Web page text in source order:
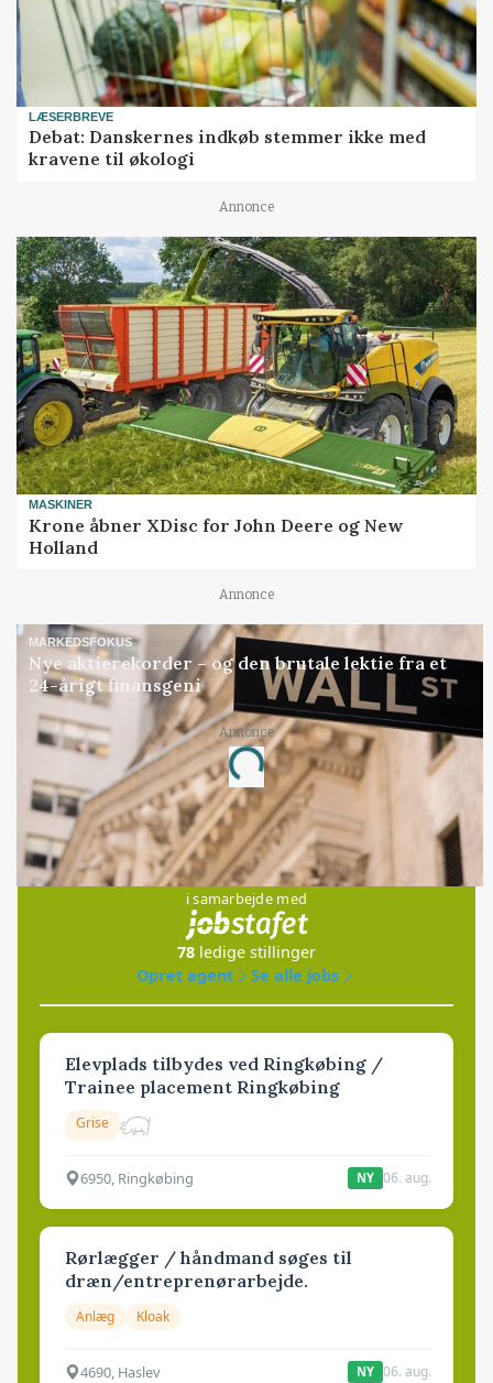
LÆSERBREVE
Debat: Danskernes indkøb stemmer ikke med
kravene til økologi
Annonce
MASKINER
Krone åbner XDisc for John Deere og New
Holland
Annonce
MARKEDSFOKUS
Nye aktierekorder – og den brutale lektie fra et
24-årigt finansgeni
Annonce
Loading...
Jobs
i samarbejde med
78 ledige stillinger
Opret agent
Se alle jobs
Elevplads tilbydes ved Ringkøbing /
Trainee placement Ringkøbing
Grise
6950, Ringkøbing NY 06. aug.
Rørlægger / håndmand søges til
dræn/entreprenørarbejde.
Anlæg Kloak
4690, Haslev NY 06. aug.